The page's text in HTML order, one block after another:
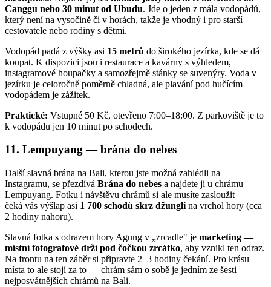
Canggu nebo 30 minut od Ubudu. Jde o jeden z mála vodopádů,
který není na vysočině či v horách, takže je vhodný i pro starší
cestovatele nebo rodiny s dětmi.
Vodopád padá z výšky asi 15 metrů do širokého jezírka, kde se dá
koupat. K dispozici jsou i restaurace a kavárny s výhledem,
instagramové houpačky a samozřejmě stánky se suvenýry. Voda v
jezírku je celoročně poměrně chladná, ale plavání pod hučícím
vodopádem je zážitek.
Praktické: Vstupné 50 Kč, otevřeno 7:00–18:00. Z parkoviště je to
k vodopádu jen 10 minut po schodech.
11. Lempuyang — brána do nebes
Další slavná brána na Bali, kterou jste možná zahlédli na
Instagramu, se přezdívá Brána do nebes a najdete ji u chrámu
Lempuyang. Fotku i návštěvu chrámů si ale musíte zasloužit —
čeká vás výšlap asi 1 700 schodů skrz džungli na vrchol hory (cca
2 hodiny nahoru).
Slavná fotka s odrazem hory Agung v „zrcadle" je marketing —
místní fotografové drží pod čočkou zrcátko, aby vznikl ten odraz.
Na frontu na ten záběr si připravte 2–3 hodiny čekání. Pro krásu
místa to ale stojí za to — chrám sám o sobě je jedním ze šesti
nejposvátnějších chrámů na Bali.